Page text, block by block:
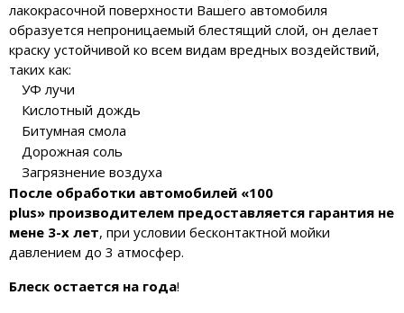
лакокрасочной поверхности Вашего автомобиля
образуется непроницаемый блестящий слой, он делает
краску устойчивой ко всем видам вредных воздействий,
таких как:
УФ лучи
Кислотный дождь
Битумная смола
Дорожная соль
Загрязнение воздуха
После обработки автомобилей «100
plus» производителем предоставляется гарантия не
мене 3-х лет, при условии бесконтактной мойки
давлением до 3 атмосфер.
Блеск остается на года!